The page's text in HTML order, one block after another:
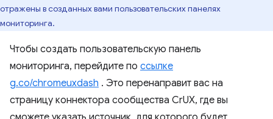
отражены в созданных вами пользовательских панелях
мониторинга.
Чтобы создать пользовательскую панель
мониторинга, перейдите по ссылке
g.co/chromeuxdash . Это перенаправит вас на
страницу коннектора сообщества CrUX, где вы